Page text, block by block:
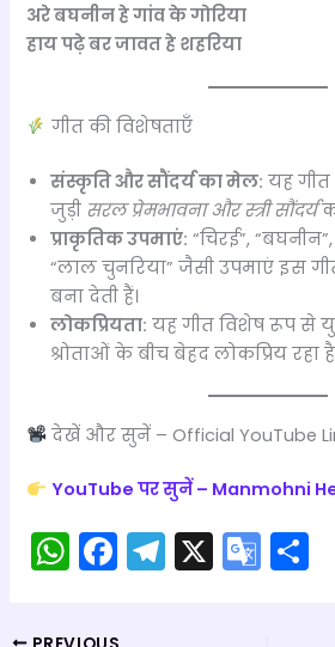
अरे बघनीन हे गांव के गोरिया
हाय पढ़े बर जावत हे शहरिया
गीत की विशेषताएँ
संस्कृति और सौंदर्य का मेल: यह गीत
जुड़ी सरल प्रेमभावना और स्त्री सौंदर्य
प्राकृतिक उपमाएं: “चिरई”,
“लाल चुनरिया” जैसी उपमाएं इस
बना देती हैं।
लोकप्रियता: यह गीत विशेष रूप से
श्रोताओं के बीच बेहद लोकप्रिय रहा
देखें और सुनें – Official YouTube
YouTube पर सुनें – Manmohni
W
h
a
F
a
c
T
el
X G
o